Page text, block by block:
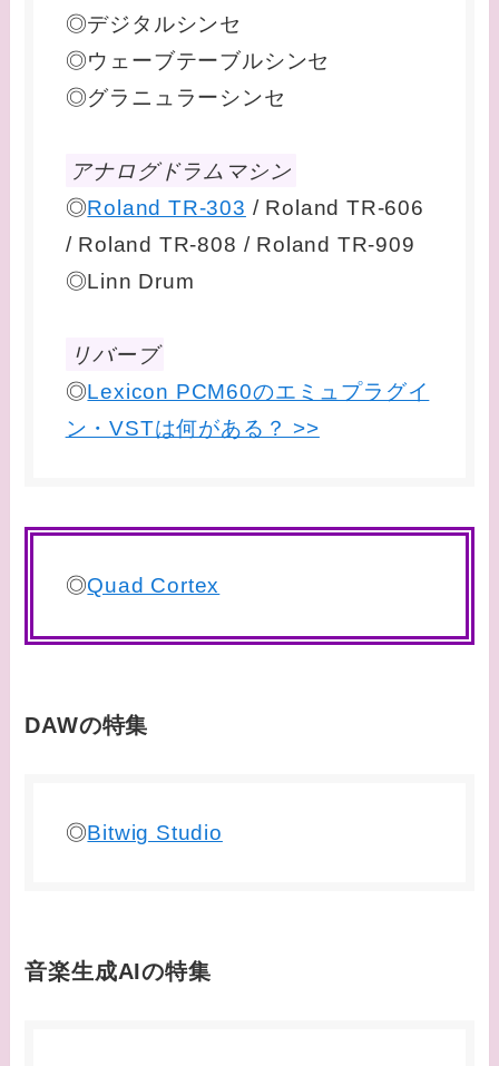
◎デジタルシンセ
◎ウェーブテーブルシンセ
◎グラニュラーシンセ
アナログドラムマシン
◎Roland TR-303 / Roland TR-606
/ Roland TR-808 / Roland TR-909
◎Linn Drum
リバーブ
◎Lexicon PCM60のエミュプラグイ
ン・VSTは何がある？ >>
◎Quad Cortex
DAWの特集
◎Bitwig Studio
音楽生成AIの特集